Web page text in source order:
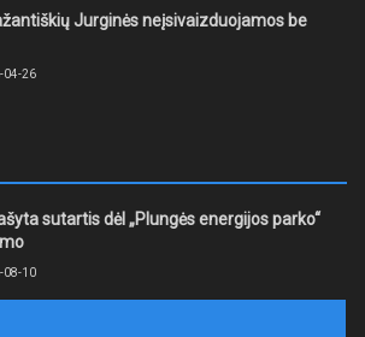
Jurginės neįsivaizduojamos be
04-26
sutartis dėl „Plungės energijos parko“
08-10